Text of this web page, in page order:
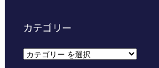
カテゴリー
カ